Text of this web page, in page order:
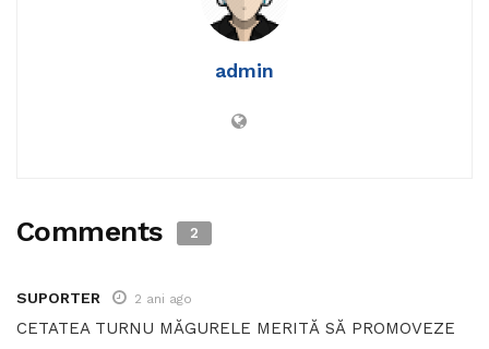
admin
Comments 2
SUPORTER 2 ani ago
CETATEA TURNU MĂGURELE MERITĂ SĂ PROMOVEZE